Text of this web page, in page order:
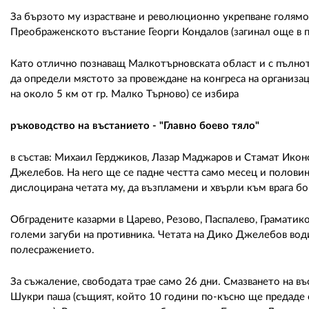
За бързото му израстване и революционно укрепване
Преображенското въстание Георги Кондалов (загинал още в
Като отлично познаващ Малкотърновската област и с
да определи мястото за провеждане на конгреса на
на около 5 км от гр. Малко Търново) се избира
ръководство на въстанието - "Главно боево тяло"
в състав: Михаил Герджиков, Лазар Маджаров и Стамат
Джелебов. На него ще се падне честта само месец и
дислоцирана четата му, да възпламени и хвърли към врага
Обградените казарми в Царево, Резово, Паспалево,
големи загуби на противника. Четата на Дико Джелебов
полесражението.
За съжаление, свободата трае само 26 дни. Смазването на
Шукри паша (същият, който 10 години по-късно ще предаде